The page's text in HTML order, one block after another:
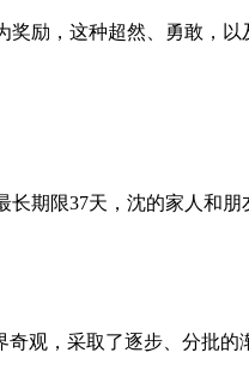
励，这种超然、勇敢，以
期限37天，沈的家人和
观，采取了逐步、分批